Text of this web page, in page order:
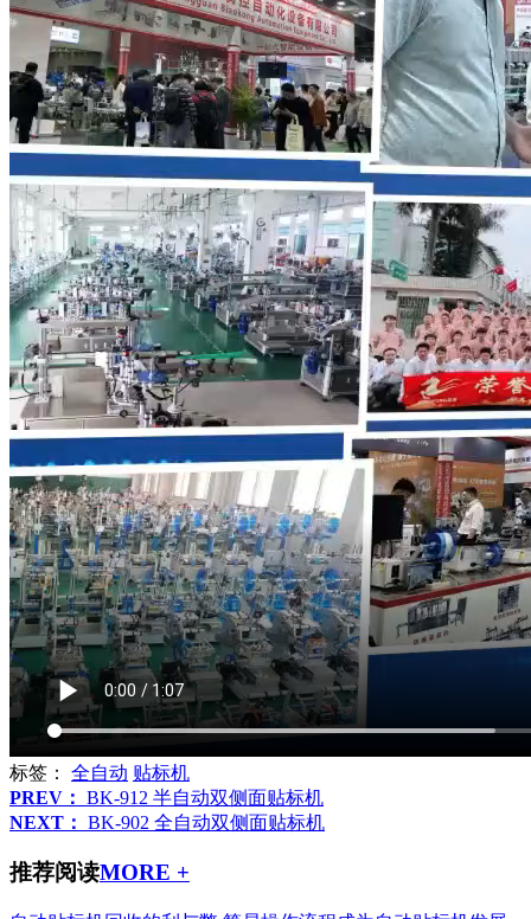
标签： 全自动 贴标机
PREV： BK-912 半自动双侧面贴标机
NEXT： BK-902 全自动双侧面贴标机
推荐阅读MORE +